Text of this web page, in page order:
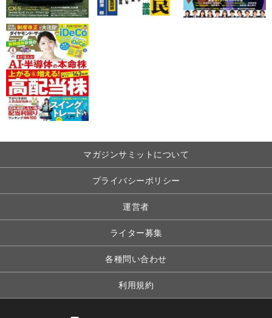
マガジンサミットについて
プライバシーポリシー
運営者
ライター募集
各種問い合わせ
利用規約